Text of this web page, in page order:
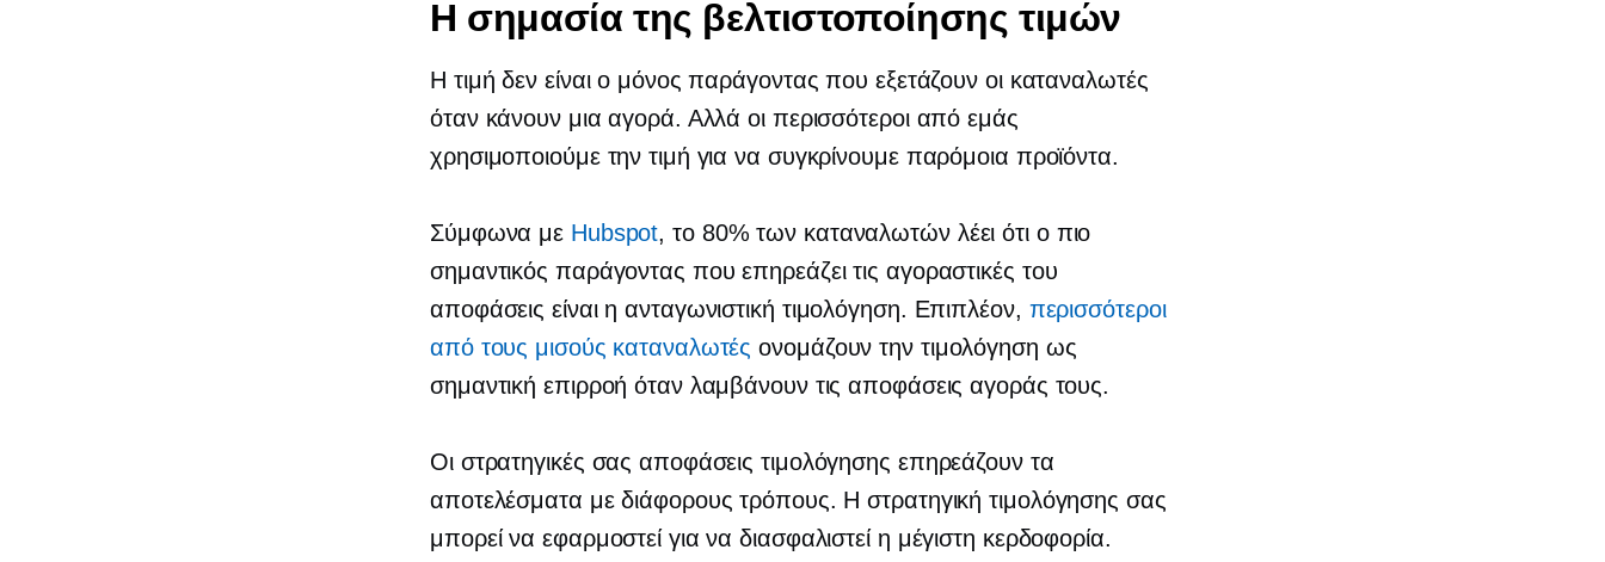
Η σημασία της βελτιστοποίησης τιμών
Η τιμή δεν είναι ο μόνος παράγοντας που εξετάζουν οι καταναλωτές
όταν κάνουν μια αγορά. Αλλά οι περισσότεροι από εμάς
χρησιμοποιούμε την τιμή για να συγκρίνουμε παρόμοια προϊόντα.
Σύμφωνα με Hubspot, το 80% των καταναλωτών λέει ότι ο πιο
σημαντικός παράγοντας που επηρεάζει τις αγοραστικές του
αποφάσεις είναι η ανταγωνιστική τιμολόγηση. Επιπλέον, περισσότεροι
από τους μισούς καταναλωτές ονομάζουν την τιμολόγηση ως
σημαντική επιρροή όταν λαμβάνουν τις αποφάσεις αγοράς τους.
Οι στρατηγικές σας αποφάσεις τιμολόγησης επηρεάζουν τα
αποτελέσματα με διάφορους τρόπους. Η στρατηγική τιμολόγησης σας
μπορεί να εφαρμοστεί για να διασφαλιστεί η μέγιστη κερδοφορία.